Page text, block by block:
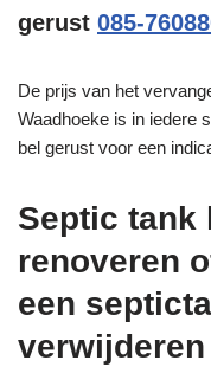
gerust 085-
De prijs van het
Waadhoeke is in iedere
bel gerust voor een
Septic tank
renoveren
een
verwijderen